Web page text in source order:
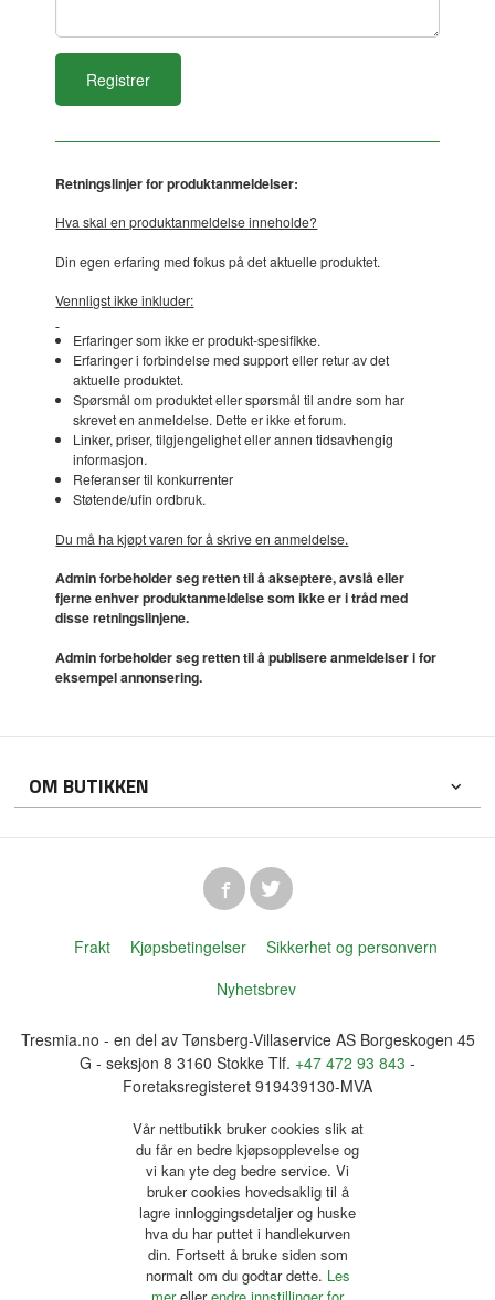
Retningslinjer for produktanmeldelser:
Hva skal en produktanmeldelse inneholde?
Din egen erfaring med fokus på det aktuelle produktet.
Vennligst ikke inkluder:
Erfaringer som ikke er produkt-spesifikke.
Erfaringer i forbindelse med support eller retur av det
aktuelle produktet.
Spørsmål om produktet eller spørsmål til andre som har
skrevet en anmeldelse. Dette er ikke et forum.
Linker, priser, tilgjengelighet eller annen tidsavhengig
informasjon.
Referanser til konkurrenter
Støtende/ufin ordbruk.
Du må ha kjøpt varen for å skrive en anmeldelse.
Admin forbeholder seg retten til å akseptere, avslå eller
fjerne enhver produktanmeldelse som ikke er i tråd med
disse retningslinjene.
Admin forbeholder seg retten til å publisere anmeldelser i for
eksempel annonsering.
OM BUTIKKEN
Frakt Kjøpsbetingelser
Sikkerhet og personvern
Nyhetsbrev
Tresmia.no - en del av Tønsberg-Villaservice AS Borgeskogen 45
G - seksjon 8 3160 Stokke Tlf. +47 472 93 843 -
Foretaksregisteret 919439130-MVA
Vår nettbutikk bruker cookies slik at
du får en bedre kjøpsopplevelse og
vi kan yte deg bedre service. Vi
bruker cookies hovedsaklig til å
lagre innloggingsdetaljer og huske
hva du har puttet i handlekurven
din. Fortsett å bruke siden som
normalt om du godtar dette. Les